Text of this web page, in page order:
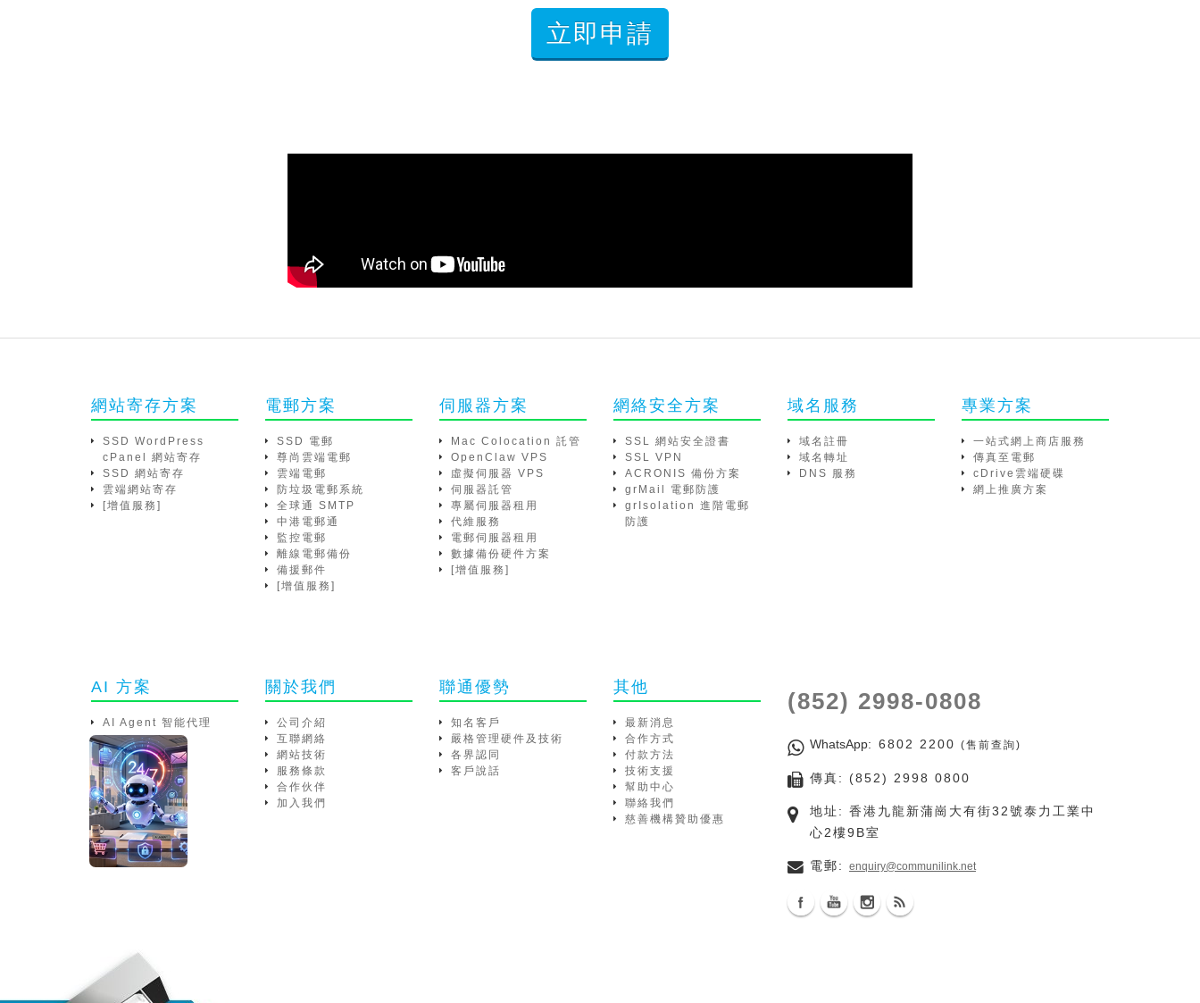
立即申請
網站寄存方案
SSD WordPress
cPanel 網站寄存
SSD 網站寄存
雲端網站寄存
[增值服務]
電郵方案
SSD 電郵
尊尚雲端電郵
雲端電郵
防垃圾電郵系統
全球通 SMTP
中港電郵通
監控電郵
離線電郵備份
備援郵件
[增值服務]
伺服器方案
Mac Colocation 託管
OpenClaw VPS
虛擬伺服器 VPS
伺服器託管
專屬伺服器租用
代維服務
電郵伺服器租用
數據備份硬件方案
[增值服務]
網絡安全方案
SSL 網站安全證書
SSL VPN
ACRONIS 備份方案
grMail 電郵防護
grIsolation 進階電郵
防護
域名服務
域名註冊
域名轉址
DNS 服務
專業方案
一站式網上商店服務
傳真至電郵
cDrive雲端硬碟
網上推廣方案
AI 方案
AI Agent 智能代理
關於我們
公司介紹
互聯網絡
網站技術
服務條款
合作伙伴
加入我們
聯通優勢
知名客戶
嚴格管理硬件及技術
各界認同
客戶說話
其他
最新消息
合作方式
付款方法
技術支援
幫助中心
聯絡我們
慈善機構贊助優惠
(852) 2998-0808
WhatsApp: 6802 2200 (售前查詢)
傳真: (852) 2998 0800
地址: 香港九龍新蒲崗大有街32號泰力工業中
心2樓9B室
電郵: enquiry@communilink.net